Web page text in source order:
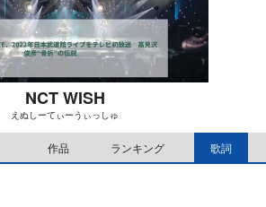
M
u
t
NCT WISH
えぬしーてぃーうぃっしゅ
作品 ランキング 歌詞